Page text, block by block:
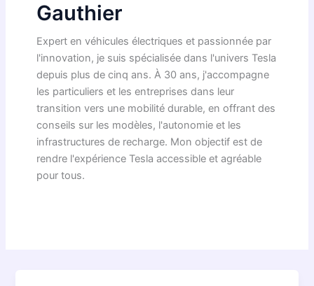
Gauthier
Expert en véhicules électriques et passionnée par
l'innovation, je suis spécialisée dans l'univers Tesla
depuis plus de cinq ans. À 30 ans, j'accompagne
les particuliers et les entreprises dans leur
transition vers une mobilité durable, en offrant des
conseils sur les modèles, l'autonomie et les
infrastructures de recharge. Mon objectif est de
rendre l'expérience Tesla accessible et agréable
pour tous.